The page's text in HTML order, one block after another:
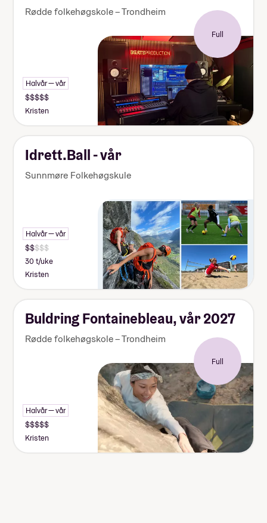
Rødde folkehøgskole – Trondheim
Full
Halvår — vår
Kristen
Idrett.Ball - vår
Sunnmøre Folkehøgskule
Halvår — vår
30 t/uke
Kristen
Buldring Fontainebleau, vår 2027
Rødde folkehøgskole – Trondheim
Full
Halvår — vår
Kristen